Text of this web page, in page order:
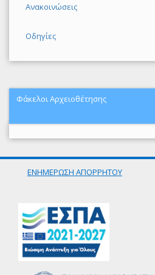
Ανακοινώσεις
Οδηγίες
Φάκελοι Αρχειοθέτησης
ΕΝΗΜΕΡΩΣΗ ΑΠΟΡΡΗΤΟΥ